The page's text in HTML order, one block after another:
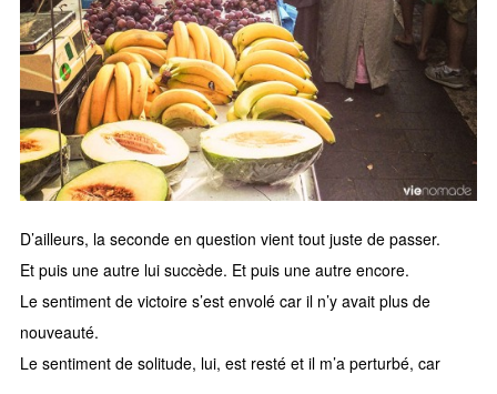
D’ailleurs, la seconde en question vient tout juste de passer.
Et puis une autre lui succède. Et puis une autre encore.
Le sentiment de victoire s’est envolé car il n’y avait plus de
nouveauté.
Le sentiment de solitude, lui, est resté et il m’a perturbé, car